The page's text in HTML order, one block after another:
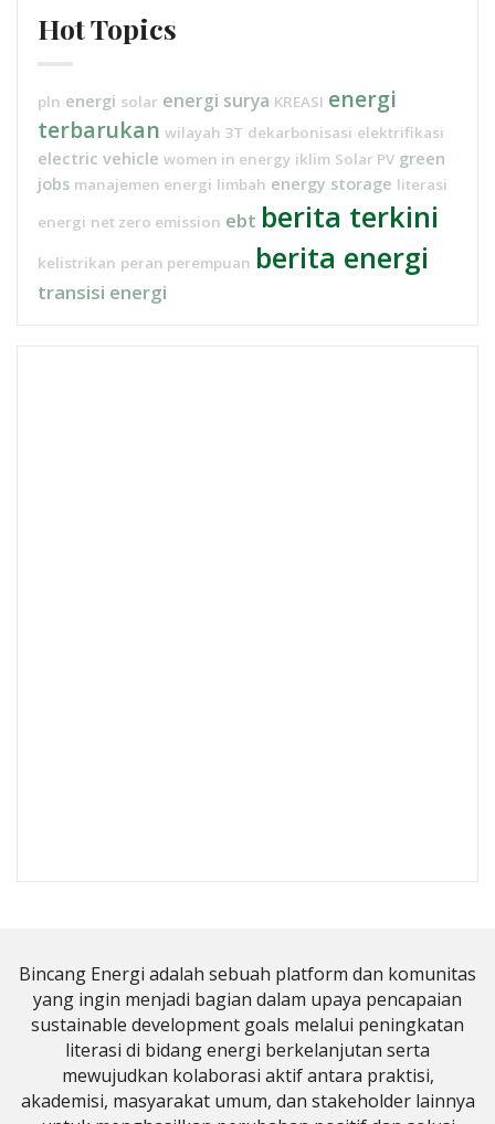
Hot Topics
pln energi solar energi surya KREASI energi
terbarukan wilayah 3T dekarbonisasi elektrifikasi
electric vehicle women in energy iklim Solar PV green
jobs manajemen energi limbah energy storage literasi
energi net zero emission ebt berita terkini
kelistrikan peran perempuan berita energi
transisi energi
Bincang Energi adalah sebuah platform dan komunitas
yang ingin menjadi bagian dalam upaya pencapaian
sustainable development goals melalui peningkatan
literasi di bidang energi berkelanjutan serta
mewujudkan kolaborasi aktif antara praktisi,
akademisi, masyarakat umum, dan stakeholder lainnya